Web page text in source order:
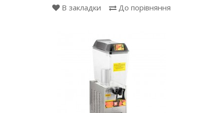
В закладки До порівняння